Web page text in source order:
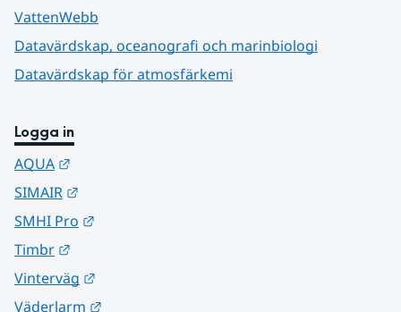
VattenWebb
Datavärdskap, oceanografi och marinbiologi
Datavärdskap för atmosfärkemi
Logga in
AQUA
SIMAIR
SMHI Pro
Timbr
Vinterväg
Väderlarm